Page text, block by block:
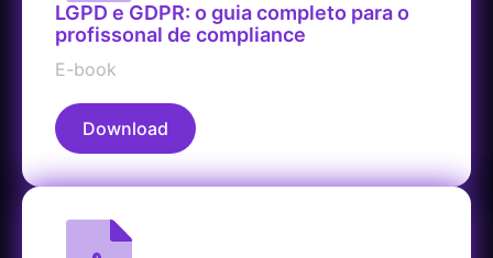
LGPD e GDPR: o guia completo para o
profissonal de compliance
E-book
Download